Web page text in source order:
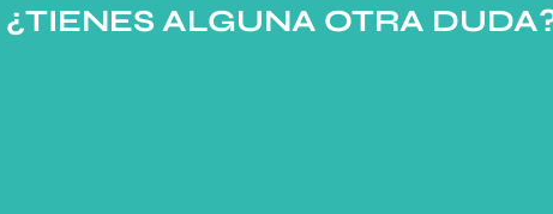
¿TIENES ALGUNA OTRA